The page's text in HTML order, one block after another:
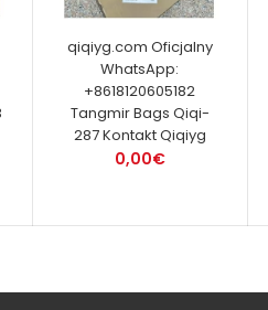
qiqiyg.com Oficjalny
WhatsApp:
+8618120605182
Tangmir Bags Qiqi-
287 Kontakt Qiqiyg
0,00€